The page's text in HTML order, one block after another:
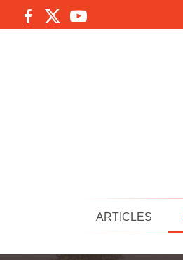
ARTICLES